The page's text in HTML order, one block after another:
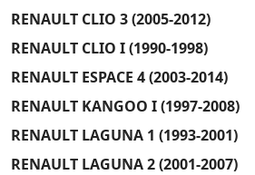
RENAULT CLIO 3 (2005-2012)
RENAULT CLIO I (1990-1998)
RENAULT ESPACE 4 (2003-2014)
RENAULT KANGOO I (1997-2008)
RENAULT LAGUNA 1 (1993-2001)
RENAULT LAGUNA 2 (2001-2007)